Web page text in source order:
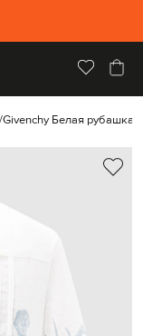
Givenchy Белая рубашка